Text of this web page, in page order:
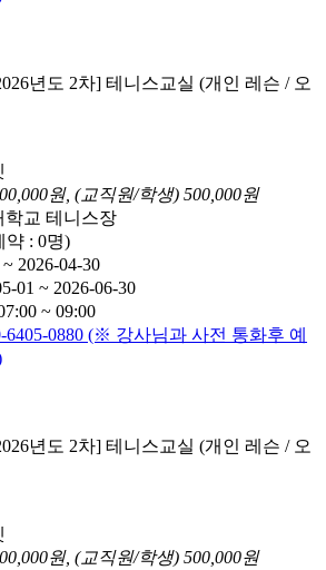
년도 2차] 테니스교실 (개인 레슨 / 오
원, (교직원/학생) 500,000원
학교 테니스장
약 : 0명)
2026-04-30
01 ~ 2026-06-30
~ 09:00
6405-0880 (※ 강사님과 사전 통화후 예
년도 2차] 테니스교실 (개인 레슨 / 오
원, (교직원/학생) 500,000원